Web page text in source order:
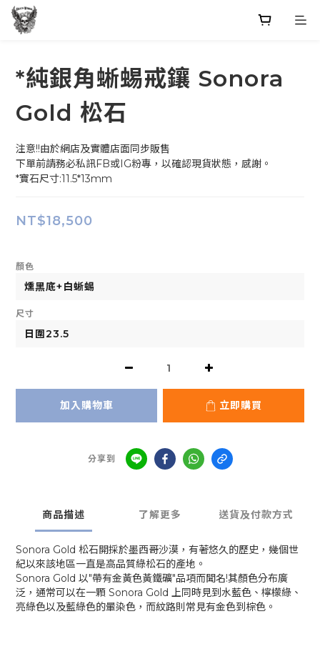
*純銀角蜥蜴戒鑲 Sonora
Gold 松石
注意!!由於網店及實體店面同步販售
下單前請務必私訊FB或IG粉專，以確認現貨狀態，感謝。
*寶石尺寸:11.5*13mm
NT$18,500
顏色
尺寸
加入購物車 立即購買
分享到
商品描述 了解更多 送貨及付款方式
Sonora Gold 松石開採於墨西哥沙漠，有著悠久的歷史，幾個世
紀以來該地區一直是高品質綠松石的產地。
Sonora Gold 以"帶有金黃色黃鐵礦"品項而聞名!其顏色分布廣
泛，通常可以在一顆 Sonora Gold 上同時見到水藍色、檸檬綠、
亮綠色以及藍綠色的暈染色，而紋路則常見有金色到棕色。